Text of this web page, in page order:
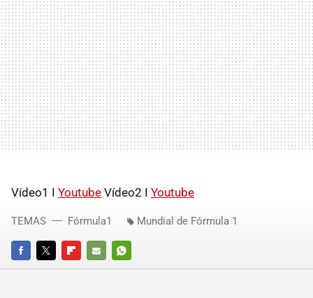
Vídeo1 I Youtube Vídeo2 I Youtube
FACEBOOKTWITTERFLIPBOARD
E-
WHATSAPP
TEMAS Fórmula1 Mundial de Fórmula 1